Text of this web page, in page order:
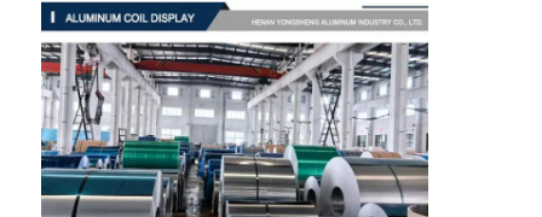
Prodotti
Chi Siamo
Visita alla fabbrica